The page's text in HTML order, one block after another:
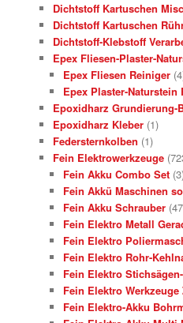
Dichtstoff Kartuschen
Dichtstoff Kartuschen
Dichtstoff-Klebstoff
Epex Fliesen-Plaster-
Epex Fliesen Reiniger
Epex Plaster-Naturstein
Epoxidharz Grundierung-
Epoxidharz Kleber (1)
Federsternkolben (1)
Fein Elektrowerkzeuge
Fein Akku Combo Set
Fein Akkü Maschinen
Fein Akku Schrauber
Fein Elektro Metall
Fein Elektro
Fein Elektro Rohr-
Fein Elektro
Fein Elektro
Fein Elektro-Akku